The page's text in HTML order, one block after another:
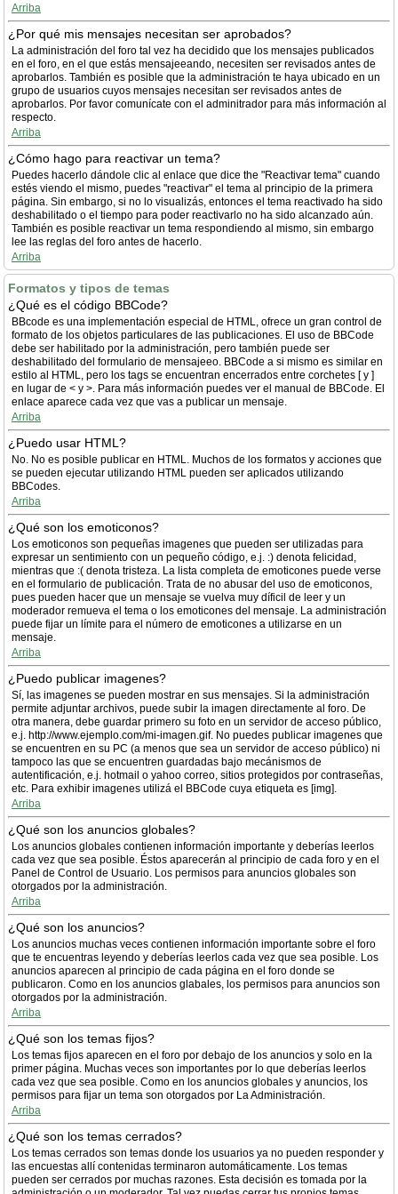
Arriba
¿Por qué mis mensajes necesitan ser aprobados?
La administración del foro tal vez ha decidido que los mensajes publicados
en el foro, en el que estás mensajeeando, necesiten ser revisados antes de
aprobarlos. También es posible que la administración te haya ubicado en un
grupo de usuarios cuyos mensajes necesitan ser revisados antes de
aprobarlos. Por favor comunícate con el adminitrador para más información al
respecto.
Arriba
¿Cómo hago para reactivar un tema?
Puedes hacerlo dándole clic al enlace que dice the "Reactivar tema" cuando
estés viendo el mismo, puedes "reactivar" el tema al principio de la primera
página. Sin embargo, si no lo visualizás, entonces el tema reactivado ha sido
deshabilitado o el tiempo para poder reactivarlo no ha sido alcanzado aún.
También es posible reactivar un tema respondiendo al mismo, sin embargo
lee las reglas del foro antes de hacerlo.
Arriba
Formatos y tipos de temas
¿Qué es el código BBCode?
BBcode es una implementación especial de HTML, ofrece un gran control de
formato de los objetos particulares de las publicaciones. El uso de BBCode
debe ser habilitado por la administración, pero también puede ser
deshabilitado del formulario de mensajeeo. BBCode a si mismo es similar en
estilo al HTML, pero los tags se encuentran encerrados entre corchetes [ y ]
en lugar de < y >. Para más información puedes ver el manual de BBCode. El
enlace aparece cada vez que vas a publicar un mensaje.
Arriba
¿Puedo usar HTML?
No. No es posible publicar en HTML. Muchos de los formatos y acciones que
se pueden ejecutar utilizando HTML pueden ser aplicados utilizando
BBCodes.
Arriba
¿Qué son los emoticonos?
Los emoticonos son pequeñas imagenes que pueden ser utilizadas para
expresar un sentimiento con un pequeño código, e.j. :) denota felicidad,
mientras que :( denota tristeza. La lista completa de emoticones puede verse
en el formulario de publicación. Trata de no abusar del uso de emoticonos,
pues pueden hacer que un mensaje se vuelva muy díficil de leer y un
moderador remueva el tema o los emoticones del mensaje. La administración
puede fijar un límite para el número de emoticones a utilizarse en un
mensaje.
Arriba
¿Puedo publicar imagenes?
Sí, las imagenes se pueden mostrar en sus mensajes. Si la administración
permite adjuntar archivos, puede subir la imagen directamente al foro. De
otra manera, debe guardar primero su foto en un servidor de acceso público,
e.j. http://www.ejemplo.com/mi-imagen.gif. No puedes publicar imagenes que
se encuentren en su PC (a menos que sea un servidor de acceso público) ni
tampoco las que se encuentren guardadas bajo mecánismos de
autentificación, e.j. hotmail o yahoo correo, sitios protegidos por contraseñas,
etc. Para exhibir imagenes utilizá el BBCode cuya etiqueta es [img].
Arriba
¿Qué son los anuncios globales?
Los anuncios globales contienen información importante y deberías leerlos
cada vez que sea posible. Éstos aparecerán al principio de cada foro y en el
Panel de Control de Usuario. Los permisos para anuncios globales son
otorgados por la administración.
Arriba
¿Qué son los anuncios?
Los anuncios muchas veces contienen información importante sobre el foro
que te encuentras leyendo y deberías leerlos cada vez que sea posible. Los
anuncios aparecen al principio de cada página en el foro donde se
publicaron. Como en los anuncios glabales, los permisos para anuncios son
otorgados por la administración.
Arriba
¿Qué son los temas fijos?
Los temas fijos aparecen en el foro por debajo de los anuncios y solo en la
primer página. Muchas veces son importantes por lo que deberías leerlos
cada vez que sea posible. Como en los anuncios globales y anuncios, los
permisos para fijar un tema son otorgados por La Administración.
Arriba
¿Qué son los temas cerrados?
Los temas cerrados son temas donde los usuarios ya no pueden responder y
las encuestas allí contenidas terminaron automáticamente. Los temas
pueden ser cerrados por muchas razones. Esta decisión es tomada por la